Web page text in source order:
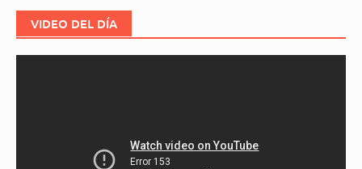
VIDEO DEL DÍA